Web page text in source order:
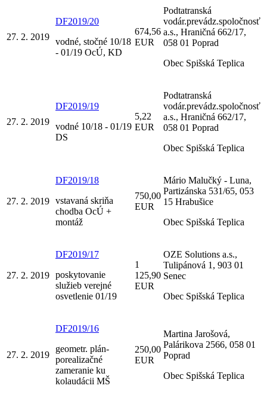
27. 2. 2019
DF2019/20
vodné, stočné 10/18
- 01/19 OcÚ, KD
674,56
EUR
Podtatranská
vodár.prevádz.spoločnosť
a.s., Hraničná 662/17,
058 01 Poprad
Obec Spišská Teplica
27. 2. 2019
DF2019/19
vodné 10/18 - 01/19
DS
5,22
EUR
Podtatranská
vodár.prevádz.spoločnosť
a.s., Hraničná 662/17,
058 01 Poprad
Obec Spišská Teplica
27. 2. 2019
DF2019/18
vstavaná skriňa
chodba OcÚ +
montáž
750,00
EUR
Mário Malučký - Luna,
Partizánska 531/65, 053
15 Hrabušice
Obec Spišská Teplica
27. 2. 2019
DF2019/17
poskytovanie
služieb verejné
osvetlenie 01/19
1
125,90
EUR
OZE Solutions a.s.,
Tulipánová 1, 903 01
Senec
Obec Spišská Teplica
27. 2. 2019
DF2019/16
geometr. plán-
porealizačné
zameranie ku
kolaudácii MŠ
250,00
EUR
Martina Jarošová,
Palárikova 2566, 058 01
Poprad
Obec Spišská Teplica